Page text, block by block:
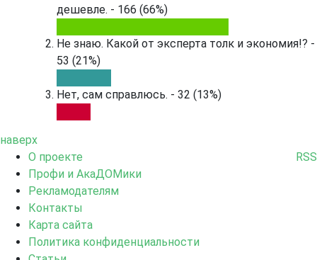
дешевле. - 166 (66%)
Не знаю. Какой от эксперта толк и экономия!? -
53 (21%)
Нет, сам справлюсь. - 32 (13%)
наверх
О проекте
Профи и АкаДОМики
Рекламодателям
Контакты
Карта сайта
Политика конфиденциальности
RSS